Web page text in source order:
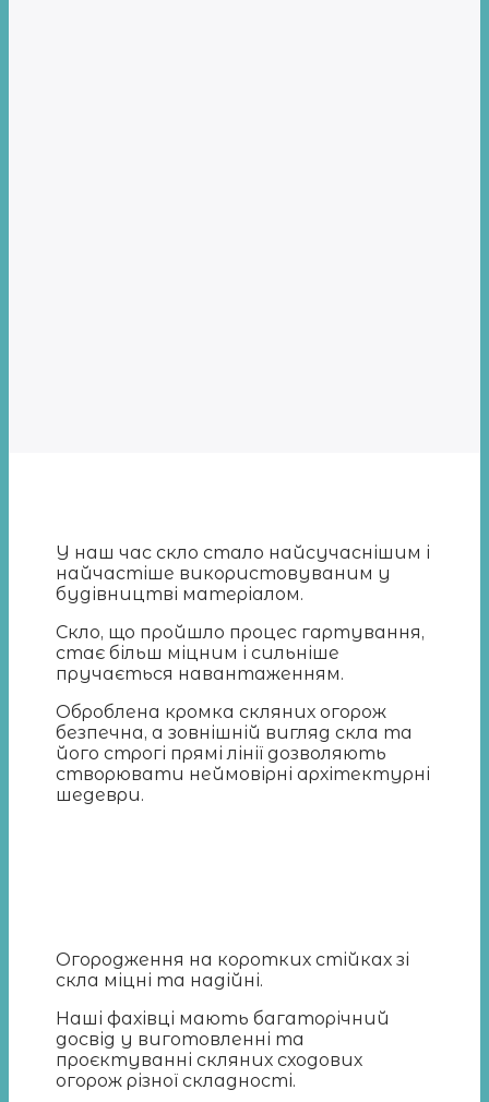
У наш час скло стало найсучаснішим і
найчастіше використовуваним у
будівництві матеріалом.
Скло, що пройшло процес гартування,
стає більш міцним і сильніше
пручається навантаженням.
Оброблена кромка скляних огорож
безпечна, а зовнішній вигляд скла та
його строгі прямі лінії дозволяють
створювати неймовірні архітектурні
шедеври.
Огородження на коротких стійках зі
скла міцні та надійні.
Наші фахівці мають багаторічний
досвід у виготовленні та
проєктуванні скляних сходових
огорож різної складності.